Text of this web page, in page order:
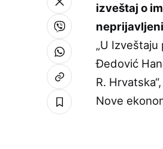
izveštaj o
„U
Đedović
R.
Nove